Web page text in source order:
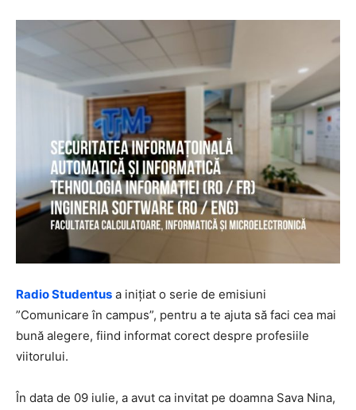
Radio Studentus a inițiat o serie de emisiuni
”Comunicare în campus”, pentru a te ajuta să faci cea mai
bună alegere, fiind informat corect despre profesiile
viitorului.
În data de 09 iulie, a avut ca invitat pe doamna Sava Nina,